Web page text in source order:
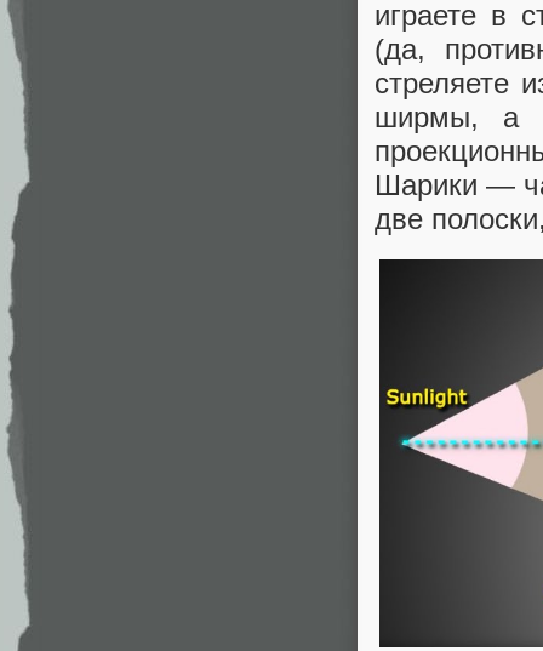
играете в
(да,
стреляете
ширмы, а
Шарики —
две